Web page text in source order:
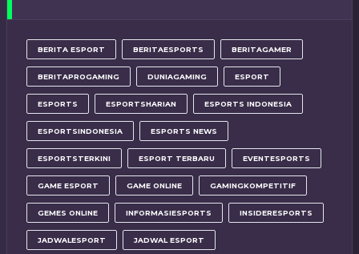
BERITA ESPORT BERITAESPORTS BERITAGAMER
BERITAPROGAMING DUNIAGAMING ESPORT
ESPORTS ESPORTSHARIAN ESPORTS INDONESIA
ESPORTSINDONESIA ESPORTS NEWS
ESPORTSTERKINI ESPORT TERBARU EVENTESPORTS
GAME ESPORT GAME ONLINE GAMINGKOMPETITIF
GEMES ONLINE INFORMASIESPORTS INSIDERESPORTS
JADWALESPORT JADWAL ESPORT